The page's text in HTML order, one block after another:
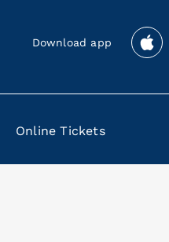
Download app
Online Tickets